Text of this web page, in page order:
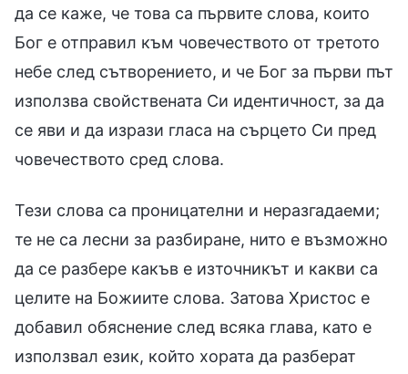
да се каже, че това са първите слова, които
Бог е отправил към човечеството от третото
небе след сътворението, и че Бог за първи път
използва свойствената Си идентичност, за да
се яви и да изрази гласа на сърцето Си пред
човечеството сред слова.
Тези слова са проницателни и неразгадаеми;
те не са лесни за разбиране, нито е възможно
да се разбере какъв е източникът и какви са
целите на Божиите слова. Затова Христос е
добавил обяснение след всяка глава, като е
използвал език, който хората да разберат